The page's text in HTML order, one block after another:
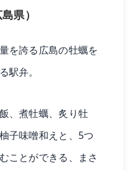
県）
を誇る広島の牡蠣を
駅弁。
、煮牡蠣、炙り牡
子味噌和えと、5つ
ことができる、まさ